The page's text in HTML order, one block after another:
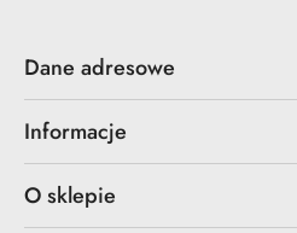
Dane adresowe
Informacje
O sklepie